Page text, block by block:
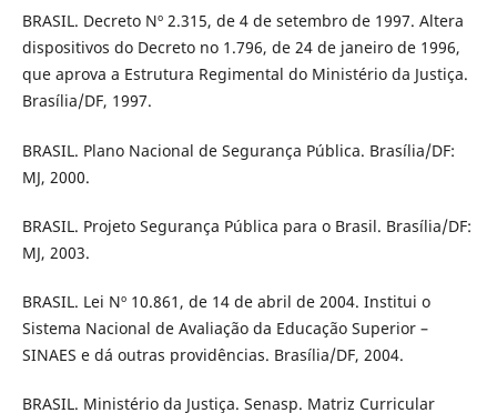
BRASIL. Decreto Nº 2.315, de 4 de setembro de 1997. Altera
dispositivos do Decreto no 1.796, de 24 de janeiro de 1996,
que aprova a Estrutura Regimental do Ministério da Justiça.
Brasília/DF, 1997.
BRASIL. Plano Nacional de Segurança Pública. Brasília/DF:
MJ, 2000.
BRASIL. Projeto Segurança Pública para o Brasil. Brasília/DF:
MJ, 2003.
BRASIL. Lei Nº 10.861, de 14 de abril de 2004. Institui o
Sistema Nacional de Avaliação da Educação Superior –
SINAES e dá outras providências. Brasília/DF, 2004.
BRASIL. Ministério da Justiça. Senasp. Matriz Curricular